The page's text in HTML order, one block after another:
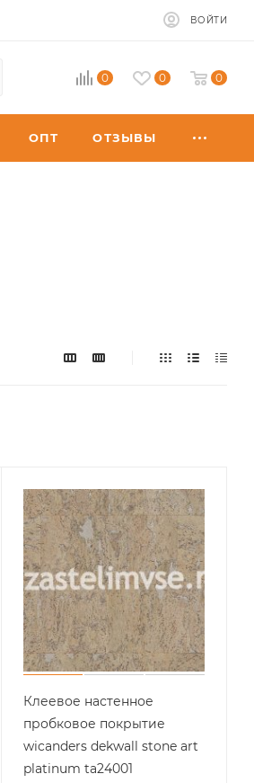
ВОЙТИ
0 0 0
ОПТ ОТЗЫВЫ
Клеевое настенное
пробковое покрытие
wicanders dekwall stone art
platinum ta24001